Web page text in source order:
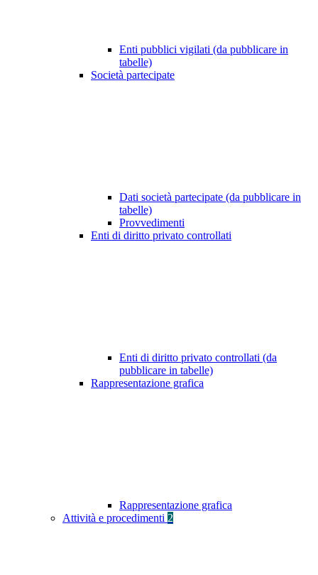
Enti pubblici vigilati (da pubblicare in
tabelle)
Società partecipate
Dati società partecipate (da pubblicare in
tabelle)
Provvedimenti
Enti di diritto privato controllati
Enti di diritto privato controllati (da
pubblicare in tabelle)
Rappresentazione grafica
Rappresentazione grafica
Attività e procedimenti 2